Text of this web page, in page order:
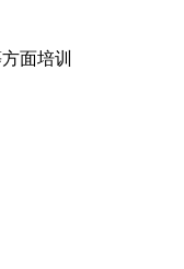
面培训